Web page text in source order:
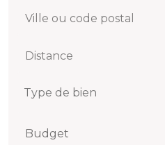
Ville ou code postal
Distance
Budget